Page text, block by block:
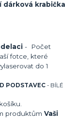
dárková krabička
- Počet
fotce, které
do 1
PODSTAVEC - BÍLÉ
produktům Vaši